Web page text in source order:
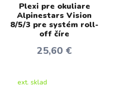
Plexi pre okuliare
Alpinestars Vision
8/5/3 pre systém roll-
off číre
25,60 €
ext. sklad